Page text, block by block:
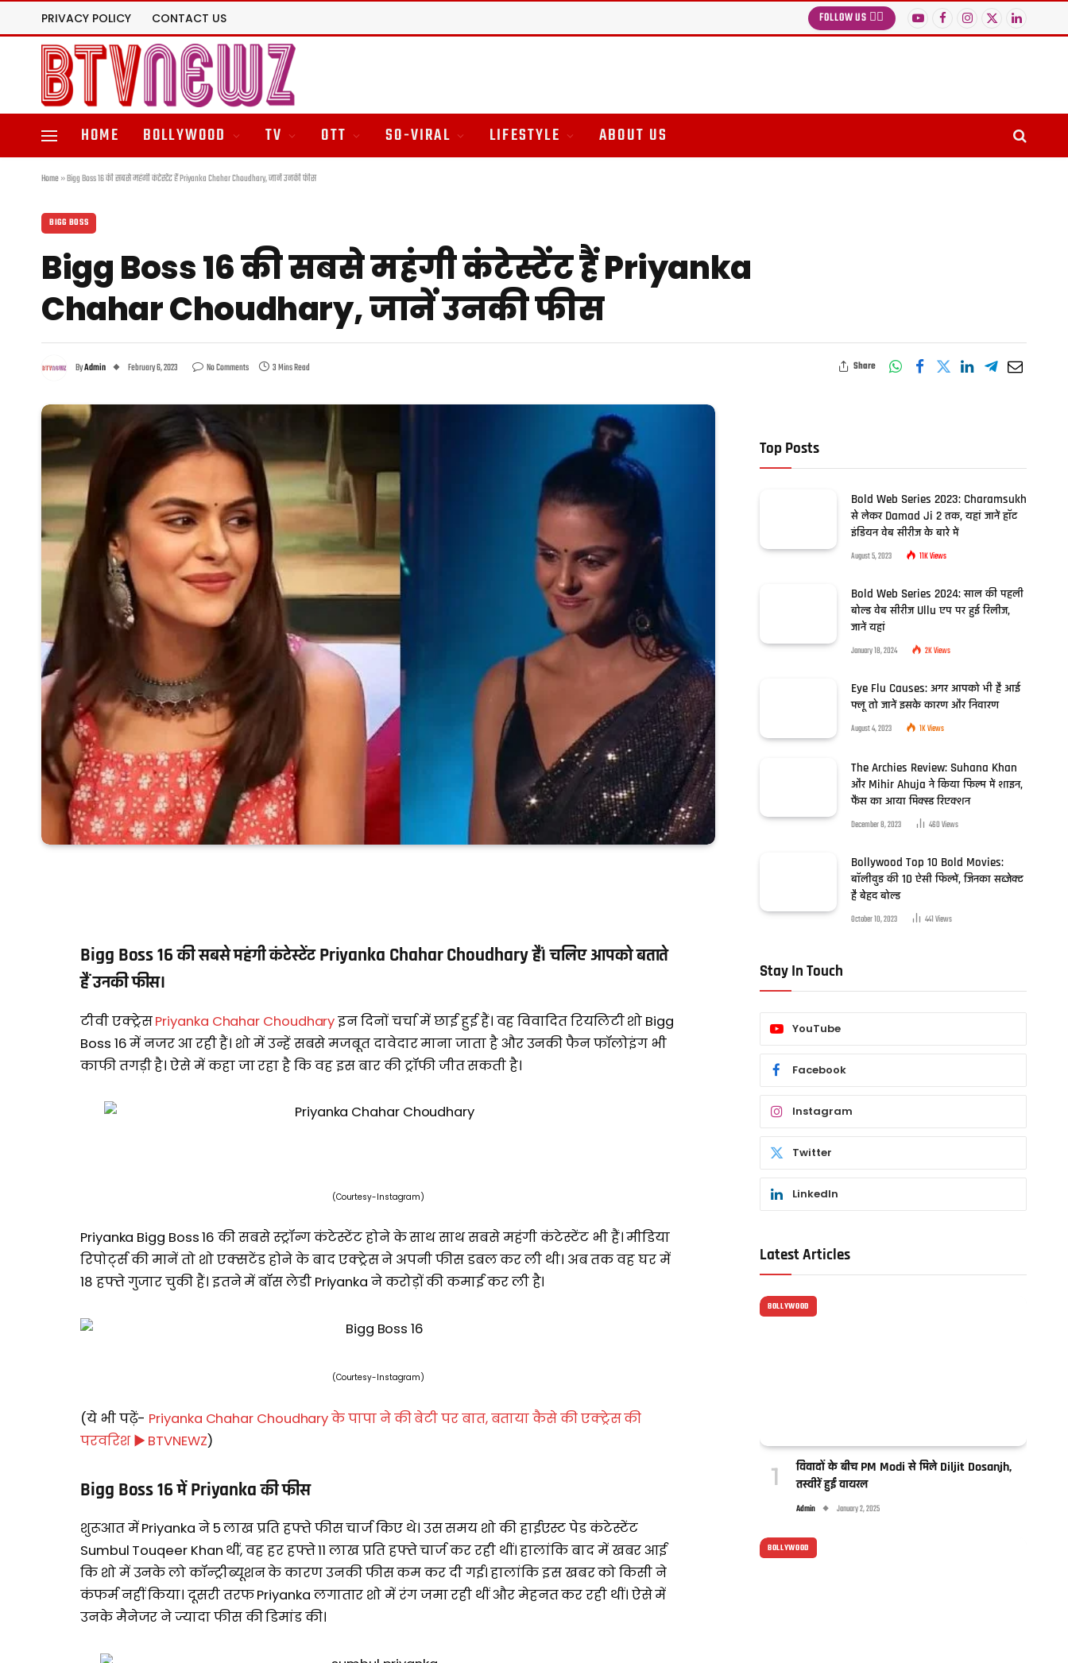
PRIVACY POLICY CONTACT US FOLLOW US 👉🏻 YouTubeFacebook
Instagram
X
(Twitter)
LinkedIn
HOME BOLLYWOOD TV OTT SO-VIRAL LIFESTYLE ABOUT US
Home»Bigg Boss 16 की सबसे महंगी कंटेस्टेंट हैं Priyanka Chahar Choudhary, जानें उनकी फीस
BIGG BOSS
Bigg Boss 16 की सबसे महंगी कंटेस्टेंट हैं Priyanka
Chahar Choudhary, जानें उनकी फीस
ByAdmin February 6, 2023 No Comments 3 Mins Read Share
Bigg Boss 16 की सबसे महंगी कंटेस्टेंट Priyanka Chahar Choudhary हैं। चलिए आपको बताते
हैं उनकी फीस।
टीवी एक्ट्रेसPriyanka Chahar Choudharyइन दिनों चर्चा में छाई हुई हैं। वह विवादित रियलिटी शो Bigg
Boss 16 में नजर आ रही हैं। शो में उन्हें सबसे मजबूत दावेदार माना जाता है और उनकी फैन फॉलोइंग भी
काफी तगड़ी है। ऐसे में कहा जा रहा है कि वह इस बार की ट्रॉफी जीत सकती है।
(Courtesy-Instagram)
Priyanka Bigg Boss 16 की सबसे स्ट्रॉन्ग कंटेस्टेंट होने के साथ साथ सबसे महंगी कंटेस्टेंट भी हैं। मीडिया
रिपोर्ट्स की मानें तो शो एक्सटेंड होने के बाद एक्ट्रेस ने अपनी फीस डबल कर ली थी। अब तक वह घर में
18 हफ्ते गुजार चुकी हैं। इतने में बॉस लेडी Priyanka ने करोड़ों की कमाई कर ली है।
(Courtesy-Instagram)
(ये भी पढ़ें- Priyanka Chahar Choudhary के पापा ने की बेटी पर बात, बताया कैसे की एक्ट्रेस की
परवरिश ► BTVNEWZ)
Bigg Boss 16 में Priyanka की फीस
शुरूआत में Priyanka ने 5 लाख प्रति हफ्ते फीस चार्ज किए थे। उस समय शो की हाईएस्ट पेड कंटेस्टेंट
Sumbul Touqeer Khan थीं, वह हर हफ्ते 11 लाख प्रति हफ्ते चार्ज कर रही थीं। हालांकि बाद में खबर आई
कि शो में उनके लो कॉन्ट्रीब्यूशन के कारण उनकी फीस कम कर दी गई। हालांकि इस खबर को किसी ने
कंफर्म नहीं किया। दूसरी तरफ Priyanka लगातार शो में रंग जमा रही थीं और मेहनत कर रही थीं। ऐसे में
उनके मैनेजर ने ज्यादा फीस की डिमांड की।
Top Posts
Bold Web Series 2023: Charamsukh
से लेकर Damad Ji 2 तक, यहां जानें हॉट
इंडियन वेब सीरीज के बारे में
August 5, 2023 11KViews
Bold Web Series 2024: साल की पहली
बोल्ड वेब सीरीज Ullu एप पर हुई रिलीज,
जानें यहां
January 18, 2024 2KViews
Eye Flu Causes: अगर आपको भी है आई
फ्लू तो जानें इसके कारण और निवारण
August 4, 2023 1KViews
The Archies Review: Suhana Khan
और Mihir Ahuja ने किया फिल्म में शाइन,
फैंस का आया मिक्स्ड रिएक्शन
December 8, 2023 460Views
Bollywood Top 10 Bold Movies:
बॉलीवुड की 10 ऐसी फिल्में, जिनका सब्जेक्ट
है बेहद बोल्ड
October 10, 2023 441Views
Stay In Touch
YouTube
Facebook
Instagram
Twitter
LinkedIn
Latest Articles
BOLLYWOOD
विवादों के बीच PM Modi से मिले Diljit Dosanjh,
तस्वीरें हुईं वायरल
Admin January 2, 2025
BOLLYWOOD